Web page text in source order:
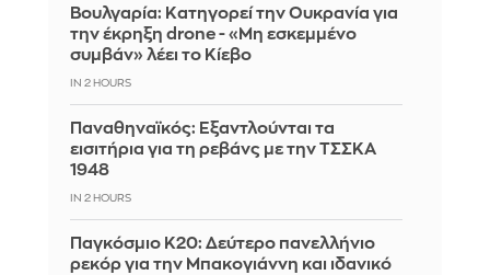
Βουλγαρία: Κατηγορεί την Ουκρανία για
την έκρηξη drone - «Μη εσκεμμένο
συμβάν» λέει το Κίεβο
IN 2 HOURS
Παναθηναϊκός: Εξαντλούνται τα
εισιτήρια για τη ρεβάνς με την ΤΣΣΚΑ
1948
IN 2 HOURS
Παγκόσμιο Κ20: Δεύτερο πανελλήνιο
ρεκόρ για την Μπακογιάννη και ιδανικό